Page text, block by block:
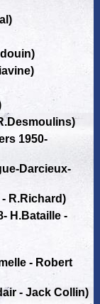
1950-
Darcieux-
R.Richard)
- H.Bataille -
- Robert
- Jack Collin)